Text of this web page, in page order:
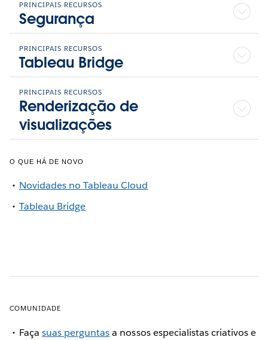
PRINCIPAIS RECURSOS
Segurança
PRINCIPAIS RECURSOS
Tableau Bridge
PRINCIPAIS RECURSOS
Renderização de
visualizações
O QUE HÁ DE NOVO
Novidades no Tableau Cloud
Tableau Bridge
COMUNIDADE
Façasuas perguntasa nossos especialistas criativos e